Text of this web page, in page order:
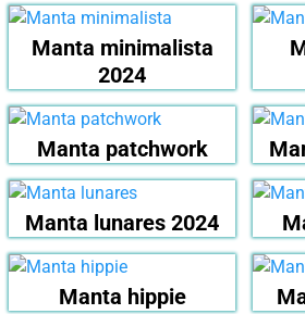
Manta minimalista
2024
Manta patchwork
Manta lunares 2024
Manta hippie